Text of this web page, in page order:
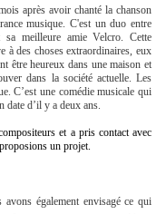
après avoir chanté la chanson
musique. C'est un duo entre
meilleure amie Velcro. Cette
à des choses extraordinaires, eux
être heureux dans une maison et
dans la société actuelle. Les
C’est une comédie musicale qui
date d’il y a deux ans.
et a pris contact avec
un projet.
également envisagé ce qui